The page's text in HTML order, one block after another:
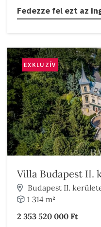
Fedezze fel ezt az
EXKLUZÍV
Villa Budapest II.
Budapest II.
1 314 m²
2 353 520 000 Ft